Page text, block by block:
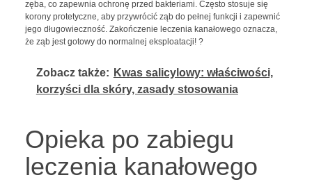
zęba, co zapewnia ochronę przed bakteriami. Często stosuje się
korony protetyczne, aby przywrócić ząb do pełnej funkcji i zapewnić
jego długowieczność. Zakończenie leczenia kanałowego oznacza,
że ząb jest gotowy do normalnej eksploatacji! ?
Zobacz także: Kwas salicylowy: właściwości,
korzyści dla skóry, zasady stosowania
Opieka po zabiegu
leczenia kanałowego